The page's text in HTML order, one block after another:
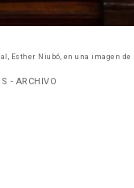
Esther Niubó, en una imagen de
- ARCHIVO